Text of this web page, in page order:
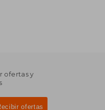
ofertas y